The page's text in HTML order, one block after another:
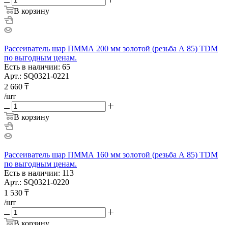
В корзину
Рассеиватель шар ПММА 200 мм золотой (резьба А 85) TDM
по выгодным ценам.
Есть в наличии: 65
Арт.: SQ0321-0221
2 660 ₸
/шт
В корзину
Рассеиватель шар ПММА 160 мм золотой (резьба А 85) TDM
по выгодным ценам.
Есть в наличии: 113
Арт.: SQ0321-0220
1 530 ₸
/шт
В корзину